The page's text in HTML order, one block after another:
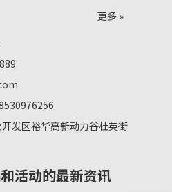
更多 »
发区裕华高新动力谷杜英街
活动的最新资讯